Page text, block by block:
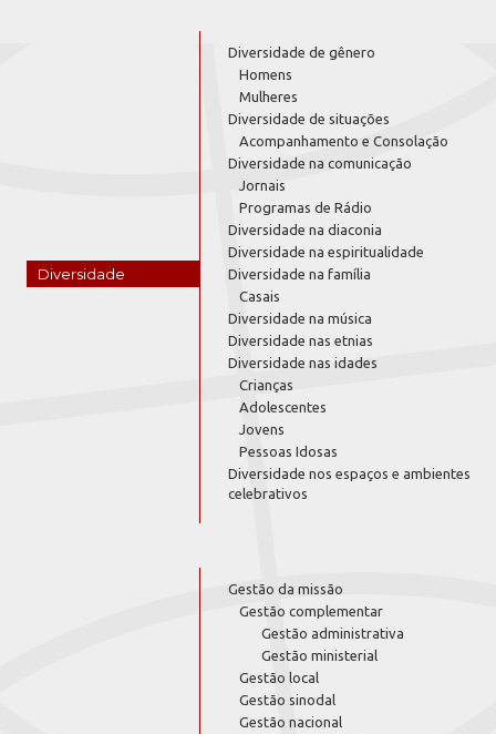
Diversidade
Diversidade de gênero
Homens
Mulheres
Diversidade de situações
Acompanhamento e Consolação
Diversidade na comunicação
Jornais
Programas de Rádio
Diversidade na diaconia
Diversidade na espiritualidade
Diversidade na família
Casais
Diversidade na música
Diversidade nas etnias
Diversidade nas idades
Crianças
Adolescentes
Jovens
Pessoas Idosas
Diversidade nos espaços e ambientes
celebrativos
Gestão da missão
Gestão complementar
Gestão administrativa
Gestão ministerial
Gestão local
Gestão sinodal
Gestão nacional